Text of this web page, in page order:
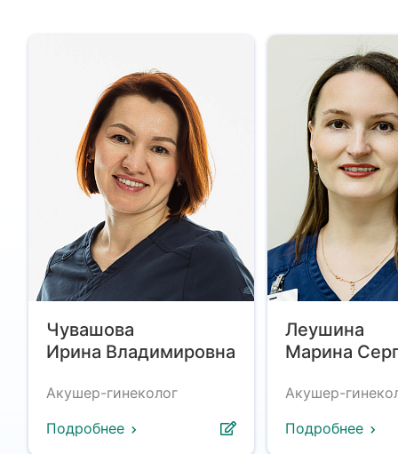
Чувашова
Ирина Владимировна
Акушер-гинеколог
Подробнее
Леушина
Марина
Акушер-
Подробнее